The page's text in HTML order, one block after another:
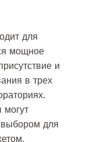
для
мощное
и
в трех
для